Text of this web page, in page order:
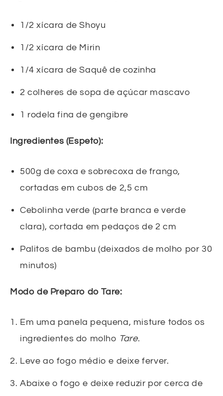
1/2 xícara de Shoyu
1/2 xícara de Mirin
1/4 xícara de Saquê de cozinha
2 colheres de sopa de açúcar mascavo
1 rodela fina de gengibre
Ingredientes (Espeto):
500g de coxa e sobrecoxa de frango,
cortadas em cubos de 2,5 cm
Cebolinha verde (parte branca e verde
clara), cortada em pedaços de 2 cm
Palitos de bambu (deixados de molho por 30
minutos)
Modo de Preparo do Tare:
Em uma panela pequena, misture todos os
ingredientes do molho Tare.
Leve ao fogo médio e deixe ferver.
Abaixe o fogo e deixe reduzir por cerca de